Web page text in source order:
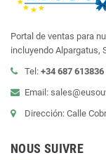
Portal de ventas para
incluyendo Alpargatus,
Tel: +34 687 613836
Email:
Dirección: Calle
NOUS SUIVRE